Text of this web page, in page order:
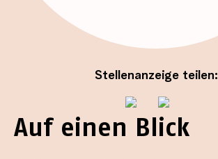
Stellenanzeige teilen:
Auf einen Blick